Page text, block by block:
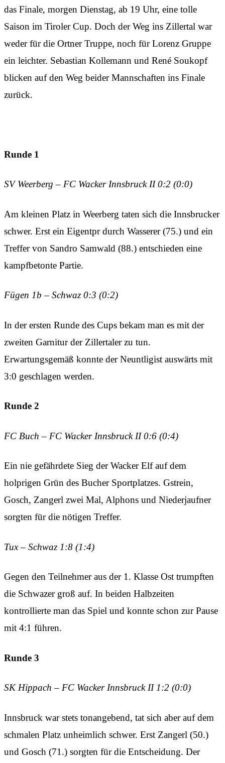
das Finale, morgen Dienstag, ab 19 Uhr, eine tolle
Saison im Tiroler Cup. Doch der Weg ins Zillertal war
weder für die Ortner Truppe, noch für Lorenz Gruppe
ein leichter. Sebastian Kollemann und René Soukopf
blicken auf den Weg beider Mannschaften ins Finale
zurück.
Runde 1
SV Weerberg – FC Wacker Innsbruck II 0:2 (0:0)
Am kleinen Platz in Weerberg taten sich die Innsbrucker
schwer. Erst ein Eigentpr durch Wasserer (75.) und ein
Treffer von Sandro Samwald (88.) entschieden eine
kampfbetonte Partie.
Fügen 1b – Schwaz 0:3 (0:2)
In der ersten Runde des Cups bekam man es mit der
zweiten Garnitur der Zillertaler zu tun.
Erwartungsgemäß konnte der Neuntligist auswärts mit
3:0 geschlagen werden.
Runde 2
FC Buch – FC Wacker Innsbruck II 0:6 (0:4)
Ein nie gefährdete Sieg der Wacker Elf auf dem
holprigen Grün des Bucher Sportplatzes. Gstrein,
Gosch, Zangerl zwei Mal, Alphons und Niederjaufner
sorgten für die nötigen Treffer.
Tux – Schwaz 1:8 (1:4)
Gegen den Teilnehmer aus der 1. Klasse Ost trumpften
die Schwazer groß auf. In beiden Halbzeiten
kontrollierte man das Spiel und konnte schon zur Pause
mit 4:1 führen.
Runde 3
SK Hippach – FC Wacker Innsbruck II 1:2 (0:0)
Innsbruck war stets tonangebend, tat sich aber auf dem
schmalen Platz unheimlich schwer. Erst Zangerl (50.)
und Gosch (71.) sorgten für die Entscheidung. Der